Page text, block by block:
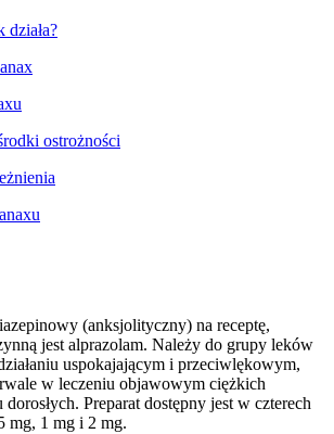
działa?
ostrożności
(anksjolityczny) na receptę,
jest alprazolam. Należy do grupy leków
uspokajającym i przeciwlękowym,
w leczeniu objawowym ciężkich
Preparat dostępny jest w czterech
mg, 1 mg i 2 mg.